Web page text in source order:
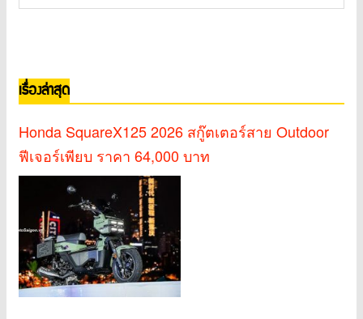
เรื่องล่าสุด
Honda SquareX125 2026 สกู๊ตเตอร์สาย Outdoor
ฟีเจอร์เพียบ ราคา 64,000 บาท